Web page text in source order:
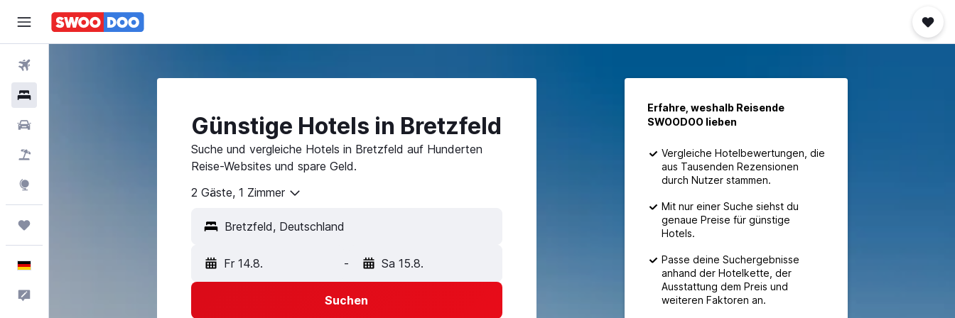
Günstige Hotels in Bretzfeld
Suche und vergleiche Hotels in Bretzfeld auf Hunderten
Reise-Websites und spare Geld.
2 Gäste, 1 Zimmer
Fr 14.8. - Sa 15.8.
Suchen
Erfahre, weshalb Reisende
SWOODOO lieben
Vergleiche Hotelbewertungen, die
aus Tausenden Rezensionen
durch Nutzer stammen.
Mit nur einer Suche siehst du
genaue Preise für günstige
Hotels.
Passe deine Suchergebnisse
anhand der Hotelkette, der
Ausstattung dem Preis und
weiteren Faktoren an.